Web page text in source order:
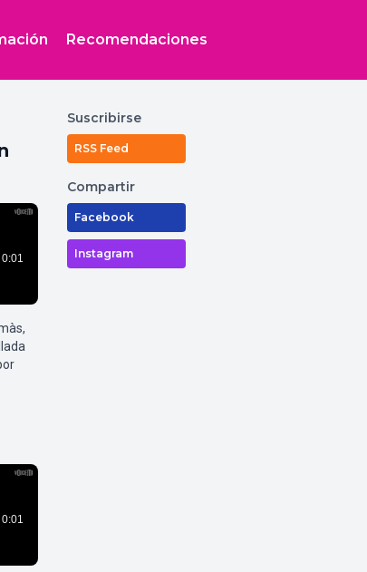
Recomendaciones
Suscribirse
RSS Feed
Compartir
Facebook
Instagram